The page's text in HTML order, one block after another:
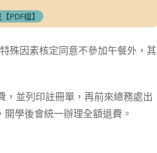
PDF檔】
殊因素核定同意不參加午餐外，其
，並列印註冊單，再前來總務處出
學後會統一辦理全額退費。